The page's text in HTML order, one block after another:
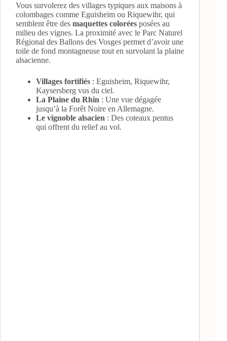
Vous survolerez des villages typiques aux maisons à
colombages comme Eguisheim ou Riquewihr, qui
semblent être des maquettes colorées posées au
milieu des vignes. La proximité avec le Parc Naturel
Régional des Ballons des Vosges permet d’avoir une
toile de fond montagneuse tout en survolant la plaine
alsacienne.
Villages fortifiés : Eguisheim, Riquewihr,
Kaysersberg vus du ciel.
La Plaine du Rhin : Une vue dégagée
jusqu’à la Forêt Noire en Allemagne.
Le vignoble alsacien : Des coteaux pentus
qui offrent du relief au vol.